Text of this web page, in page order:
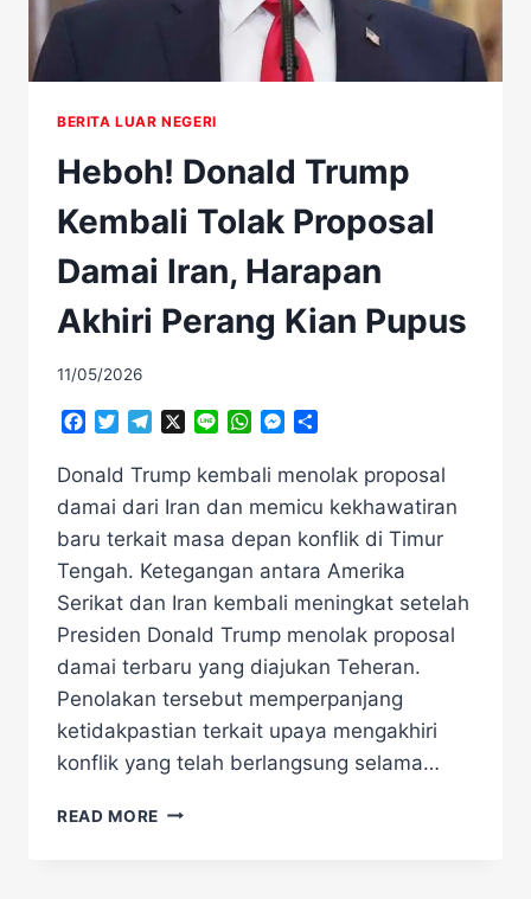
BERITA LUAR NEGERI
Heboh! Donald Trump
Kembali Tolak Proposal
Damai Iran, Harapan
Akhiri Perang Kian Pupus
11/05/2026
Facebook
TwitterTelegramLine WhatsAppMessenger
Donald Trump kembali menolak proposal
damai dari Iran dan memicu kekhawatiran
baru terkait masa depan konflik di Timur
Tengah. Ketegangan antara Amerika
Serikat dan Iran kembali meningkat setelah
Presiden Donald Trump menolak proposal
damai terbaru yang diajukan Teheran.
Penolakan tersebut memperpanjang
ketidakpastian terkait upaya mengakhiri
konflik yang telah berlangsung selama…
READ MORE HEBOH!